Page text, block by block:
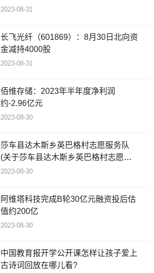
2023-08-31
长飞光纤（601869）：8月30日北向资
金减持4000股
2023-08-31
佰维存储：2023年半年度净利润
约-2.96亿元
2023-08-30
莎车县达木斯乡英巴格村志愿服务队
(关于莎车县达木斯乡英巴格村志愿服
务队简述)
2023-08-30
阿维塔科技完成B轮30亿元融资投后估
值约200亿
2023-08-30
中国教育报开学公开课怎样让孩子爱上
古诗词回放在哪儿看?